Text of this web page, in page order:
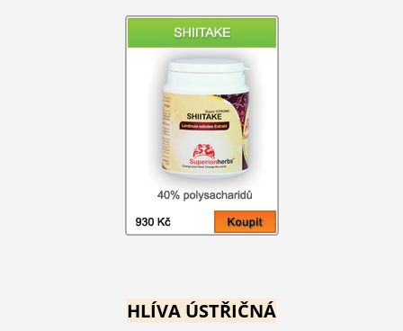
HLÍVA ÚSTŘIČNÁ